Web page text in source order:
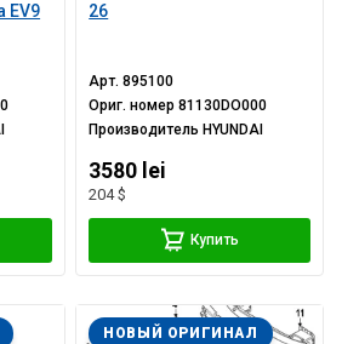
EV9
26
Арт.895100
Ориг. номер81130DO000
Производитель HYUNDAI
3580 lei
204 $
Купить
НОВЫЙ ОРИГИНАЛ